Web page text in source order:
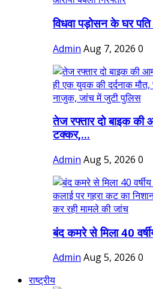
विधवा पड़ोसन के घर
Admin Aug 7, 2026 0
तेज रफ्तार दो बाइक की
टक्कर,...
Admin Aug 5, 2026 0
बंद कमरे से मिला 40
Admin Aug 5, 2026 0
राष्ट्रीय